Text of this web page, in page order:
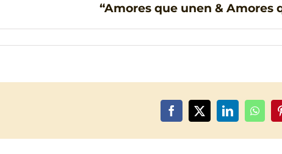
“Amores que unen & Amores
Facebook
X LinkedIn